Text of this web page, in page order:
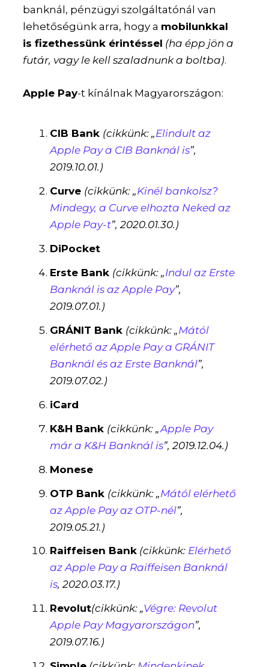
banknál, pénzügyi szolgáltatónál van
lehetőségünk arra, hogy a mobilunkkal
is fizethessünk érintéssel (ha épp jön a
futár, vagy le kell szaladnunk a boltba).
Apple Pay-t kínálnak Magyarországon:
CIB Bank (cikkünk: „Elindult az
Apple Pay a CIB Banknál is”,
2019.10.01.)
Curve (cikkünk: „Kinél bankolsz?
Mindegy, a Curve elhozta Neked az
Apple Pay-t”, 2020.01.30.)
DiPocket
Erste Bank (cikkünk: „Indul az Erste
Banknál is az Apple Pay”,
2019.07.01.)
GRÁNIT Bank (cikkünk: „Mától
elérhető az Apple Pay a GRÁNIT
Banknál és az Erste Banknál”,
2019.07.02.)
iCard
K&H Bank (cikkünk: „Apple Pay
már a K&H Banknál is”, 2019.12.04.)
Monese
OTP Bank (cikkünk: „Mától elérhető
az Apple Pay az OTP-nél”,
2019.05.21.)
Raiffeisen Bank (cikkünk: Elérhető
az Apple Pay a Raiffeisen Banknál
is, 2020.03.17.)
Revolut(cikkünk: „Végre: Revolut
Apple Pay Magyarországon”,
2019.07.16.)